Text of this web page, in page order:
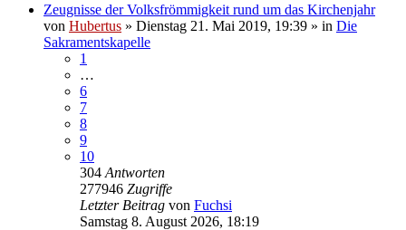
Zeugnisse der Volksfrömmigkeit rund um das Kirchenjahr
von Hubertus » Dienstag 21. Mai 2019, 19:39 » in Die
Sakramentskapelle
1
…
6
7
8
9
10
304 Antworten
277946 Zugriffe
Letzter Beitrag von Fuchsi
Samstag 8. August 2026, 18:19